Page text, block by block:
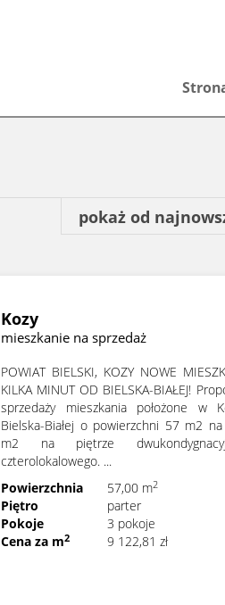
pokaż od
Kozy
mieszkanie na sprzedaż
POWIAT BIELSKI, KOZY NOWE
KILKA MINUT OD BIELSKA-BIAŁEJ!
sprzedaży mieszkania położone w
Bielska-Białej o powierzchni 57 m2
m2 na piętrze
czterolokalowego. ...
Powierzchnia
57,00 m2
Piętro
parter
Pokoje
3 pokoje
Cena za m2 9 122,81 zł